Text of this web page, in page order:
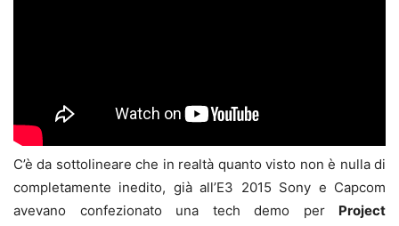
C’è da sottolineare che in realtà quanto visto non è nulla di
completamente inedito, già all’E3 2015 Sony e Capcom
avevano confezionato una tech demo per Project